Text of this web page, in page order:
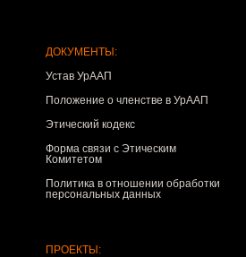
ДОКУМЕНТЫ:
Устав УрААП
Положение о членстве в УрААП
Этический кодекс
Форма связи с Этическим
Комитетом
Политика в отношении обработки
персональных данных
ПРОЕКТЫ: